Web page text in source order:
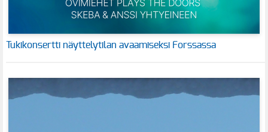
Tukikonsertti näyttelytilan avaamiseksi Forssassa